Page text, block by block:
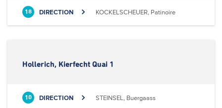
18 DIRECTION KOCKELSCHEUER, Patinoire
Hollerich, Kierfecht Quai 1
10 DIRECTION STEINSEL, Buergaass